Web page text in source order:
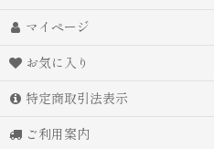
マイページ
お気に入り
特定商取引法表示
ご利用案内